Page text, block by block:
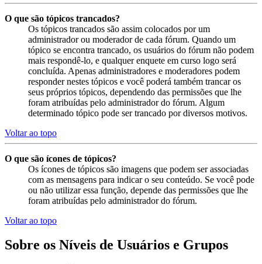
O que são tópicos trancados?
Os tópicos trancados são assim colocados por um
administrador ou moderador de cada fórum. Quando um
tópico se encontra trancado, os usuários do fórum não podem
mais respondê-lo, e qualquer enquete em curso logo será
concluída. Apenas administradores e moderadores podem
responder nestes tópicos e você poderá também trancar os
seus próprios tópicos, dependendo das permissões que lhe
foram atribuídas pelo administrador do fórum. Algum
determinado tópico pode ser trancado por diversos motivos.
Voltar ao topo
O que são ícones de tópicos?
Os ícones de tópicos são imagens que podem ser associadas
com as mensagens para indicar o seu conteúdo. Se você pode
ou não utilizar essa função, depende das permissões que lhe
foram atribuídas pelo administrador do fórum.
Voltar ao topo
Sobre os Níveis de Usuários e Grupos